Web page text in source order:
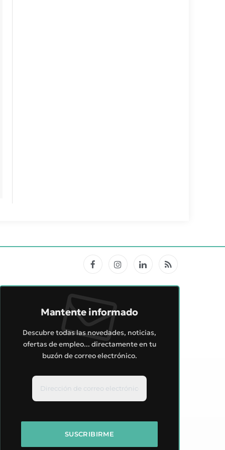
FacebookInstagramLinkedInRSS
Mantente informado
Descubre todas las novedades, noticias,
ofertas de empleo... directamente en tu
buzón de correo electrónico.